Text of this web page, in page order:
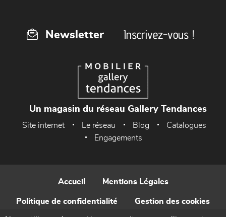
Newsletter Inscrivez-vous !
Un magasin du réseau Gallery Tendances
Site internet Le réseau Blog
Catalogues
Engagements
Accueil Mentions Légales
Politique de confidentialité Gestion des cookies